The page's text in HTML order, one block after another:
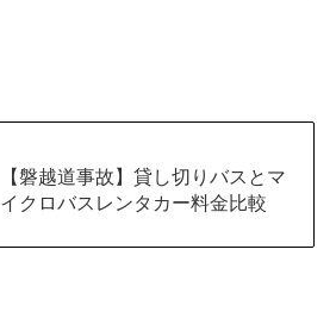
【磐越道事故】貸し切りバスとマ
イクロバスレンタカー料金比較